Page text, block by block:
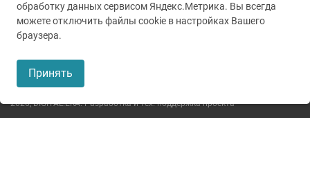
2026,DIGITAL.ERA. Разработка и тех. поддержка проекта
обработку данных сервисом Яндекс.Метрика. Вы всегда
можете отключить файлы cookie в настройках Вашего
браузера.
Принять